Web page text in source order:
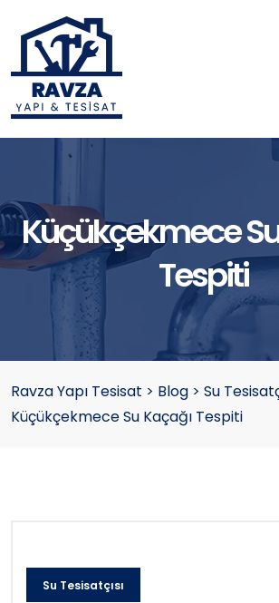
Küçükçekmece
Tespiti
Ravza Yapı Tesisat > Blog > Su
Küçükçekmece Su Kaçağı Tespiti
Su Tesisatçısı